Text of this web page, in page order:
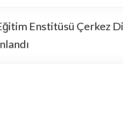
Enstitüsü Çerkez